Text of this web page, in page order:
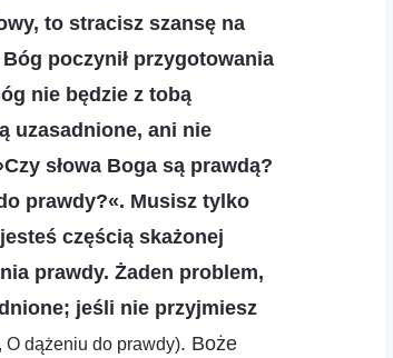
to stracisz szansę na
poczynił przygotowania
nie będzie z tobą
uzasadnione, ani nie
słowa Boga są prawdą?
prawdy?«. Musisz tylko
częścią skażonej
prawdy. Żaden problem,
jeśli nie przyjmiesz
O dążeniu do prawdy). Boże